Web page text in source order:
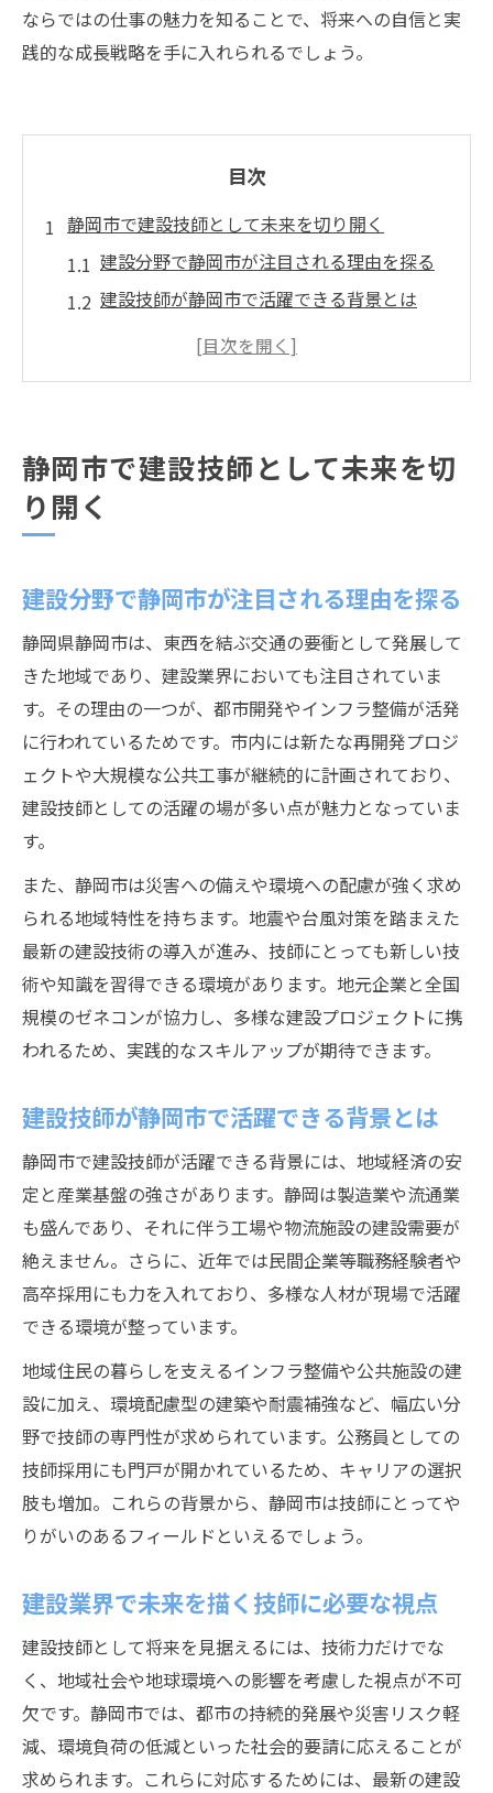
ならではの仕事の魅力を知ることで、将来への自信と実
践的な成長戦略を手に入れられるでしょう。
目次
静岡市で建設技師として未来を切り開く
建設分野で静岡市が注目される理由を探る
建設技師が静岡市で活躍できる背景とは
建設業界で未来を描く技師に必要な視点
建設現場で求められる静岡市の最新動向
建設業界の最新技術と静岡市の現状分析
静岡市で注目される建設現場のトレンド
静岡市で建設技師が知るべき現場動向
建設現場の課題と静岡市独自の工夫
キャリアアップを目指す建設技師必見の知識
建設技師が身につけたい資格と学び方
静岡市で建設分野のキャリアを積む秘訣
建設業界で成長を続けるための自己投資
建設技師が静岡市で活躍するための知恵
静岡県静岡市で働く建設技師の本音
建設技師が語る静岡市での働く魅力とは
建設業界の現場で感じるリアルな課題
静岡市で建設分野に携わる技師の声を紹介
建設技師が語る仕事とプライベートの両立
ライフステージに合わせた建設技師の選択肢
建設技師が考える静岡市での将来設計
静岡市で建設技師が選ぶ働き方の多様性
キャリアと生活を両立する建設技師の工夫
建設業界で長く働くための静岡市の支援策
静岡市で建設技師が実現するワークライフ
バランス
建設技師が静岡市で成長できる理由とは
建設分野で静岡市が成長を後押しする要因
静岡市で建設技師が学び続ける環境の魅力
建設業界で活躍するための静岡市の特徴
静岡市が建設技師の成長を支える仕組み
静岡市で建設技師として未来を切
り開く
建設分野で静岡市が注目される理由を探る
静岡県静岡市は、東西を結ぶ交通の要衝として発展して
きた地域であり、建設業界においても注目されていま
す。その理由の一つが、都市開発やインフラ整備が活発
に行われているためです。市内には新たな再開発プロジ
ェクトや大規模な公共工事が継続的に計画されており、
建設技師としての活躍の場が多い点が魅力となっていま
す。
また、静岡市は災害への備えや環境への配慮が強く求め
られる地域特性を持ちます。地震や台風対策を踏まえた
最新の建設技術の導入が進み、技師にとっても新しい技
術や知識を習得できる環境があります。地元企業と全国
規模のゼネコンが協力し、多様な建設プロジェクトに携
われるため、実践的なスキルアップが期待できます。
建設技師が静岡市で活躍できる背景とは
静岡市で建設技師が活躍できる背景には、地域経済の安
定と産業基盤の強さがあります。静岡は製造業や流通業
も盛んであり、それに伴う工場や物流施設の建設需要が
絶えません。さらに、近年では民間企業等職務経験者や
高卒採用にも力を入れており、多様な人材が現場で活躍
できる環境が整っています。
地域住民の暮らしを支えるインフラ整備や公共施設の建
設に加え、環境配慮型の建築や耐震補強など、幅広い分
野で技師の専門性が求められています。公務員としての
技師採用にも門戸が開かれているため、キャリアの選択
肢も増加。これらの背景から、静岡市は技師にとってや
りがいのあるフィールドといえるでしょう。
建設業界で未来を描く技師に必要な視点
建設技師として将来を見据えるには、技術力だけでな
く、地域社会や地球環境への影響を考慮した視点が不可
欠です。静岡市では、都市の持続的発展や災害リスク軽
減、環境負荷の低減といった社会的要請に応えることが
求められます。これらに対応するためには、最新の建設